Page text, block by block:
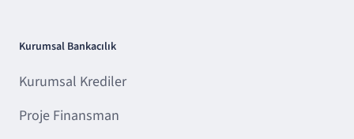
Kurumsal Bankacılık
Kurumsal Krediler
Proje Finansman